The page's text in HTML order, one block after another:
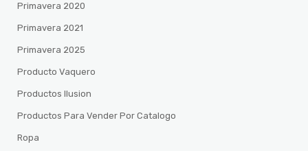
Primavera 2020
Primavera 2021
Primavera 2025
Producto Vaquero
Productos Ilusion
Productos Para Vender Por Catalogo
Ropa